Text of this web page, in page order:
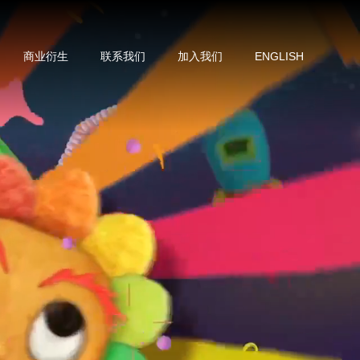
商业衍生 联系我们 加入我们 ENGLISH